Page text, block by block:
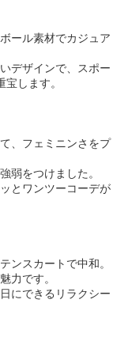
ール素材でカジュア
デザインで、スポー
します。
、フェミニンさをプ
弱をつけました。
とワンツーコーデが
ンスカートで中和。
力です。
にできるリラクシー